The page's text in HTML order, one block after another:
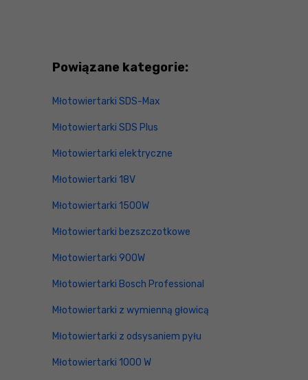
Powiązane kategorie:
Młotowiertarki SDS-Max
Młotowiertarki SDS Plus
Młotowiertarki elektryczne
Młotowiertarki 18V
Młotowiertarki 1500W
Młotowiertarki bezszczotkowe
Młotowiertarki 900W
Młotowiertarki Bosch Professional
Młotowiertarki z wymienną głowicą
Młotowiertarki z odsysaniem pyłu
Młotowiertarki 1000 W